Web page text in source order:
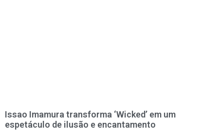
Issao Imamura transforma ‘Wicked’ em um
espetáculo de ilusão e encantamento